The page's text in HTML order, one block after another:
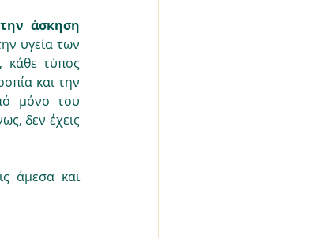
άσκηση
υγεία των
τύπος
και την
μόνο του
δεν έχεις
άμεσα και